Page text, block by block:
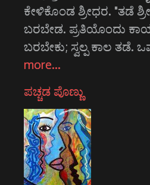
ಕೇಳಿಕೊಂಡ ಶ್ರೀಧರ. "ತಡೆ
ಬರಬೇಡ. ಪ್ರತಿಯೊಂದು
ಬರಬೇಕು; ಸ್ವಲ್ಪ ಕಾಲ ತಡೆ.
more…
ಪಚ್ಚಡ ಪೊಣ್ಣು